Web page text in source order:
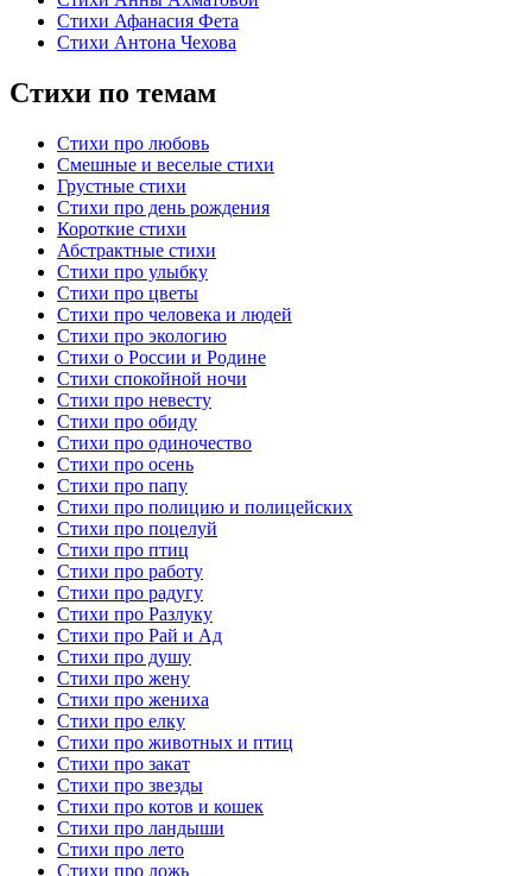
Стихи Афанасия Фета
Стихи Антона Чехова
Стихи по темам
Стихи про любовь
Смешные и веселые стихи
Грустные стихи
Стихи про день рождения
Короткие стихи
Абстрактные стихи
Стихи про улыбку
Стихи про цветы
Стихи про человека и людей
Стихи про экологию
Стихи о России и Родине
Стихи спокойной ночи
Стихи про невесту
Стихи про обиду
Стихи про одиночество
Стихи про осень
Стихи про папу
Стихи про полицию и полицейских
Стихи про поцелуй
Стихи про птиц
Стихи про работу
Стихи про радугу
Стихи про Разлуку
Стихи про Рай и Ад
Стихи про душу
Стихи про жену
Стихи про жениха
Стихи про елку
Стихи про животных и птиц
Стихи про закат
Стихи про звезды
Стихи про котов и кошек
Стихи про ландыши
Стихи про лето
Стихи про ложь